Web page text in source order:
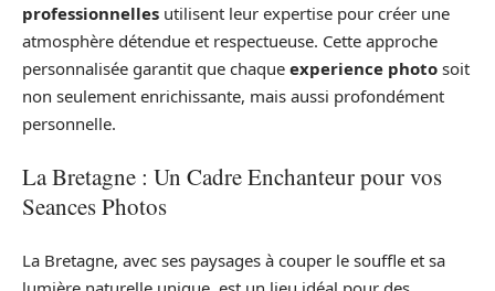
professionnelles utilisent leur expertise pour créer une
atmosphère détendue et respectueuse. Cette approche
personnalisée garantit que chaque experience photo soit
non seulement enrichissante, mais aussi profondément
personnelle.
La Bretagne : Un Cadre Enchanteur pour vos
Seances Photos
La Bretagne, avec ses paysages à couper le souffle et sa